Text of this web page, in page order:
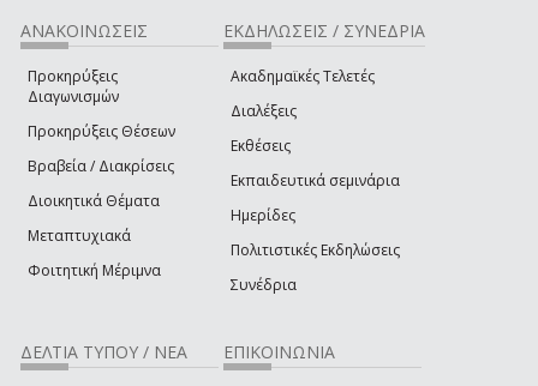
ΑΝΑΚΟΙΝΩΣΕΙΣ
Προκηρύξεις
Διαγωνισμών
Προκηρύξεις Θέσεων
Βραβεία / Διακρίσεις
Διοικητικά Θέματα
Μεταπτυχιακά
Φοιτητική Μέριμνα
ΕΚΔΗΛΩΣΕΙΣ / ΣΥΝΕΔΡΙΑ
Ακαδημαϊκές Τελετές
Διαλέξεις
Εκθέσεις
Εκπαιδευτικά σεμινάρια
Ημερίδες
Πολιτιστικές Εκδηλώσεις
Συνέδρια
ΔΕΛΤΙΑ ΤΥΠΟΥ / ΝΕΑ ΕΠΙΚΟΙΝΩΝΙΑ